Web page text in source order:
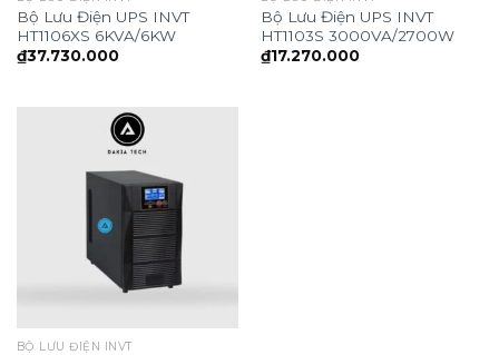
Bộ Lưu Điện UPS INVT
HT1106XS 6KVA/6KW
₫37.730.000
Bộ Lưu Điện UPS INVT
HT1103S 3000VA/2700W
₫17.270.000
BỘ LƯU ĐIỆN INVT